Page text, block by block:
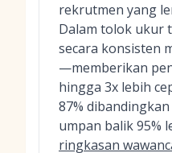
rekrutmen yang
Dalam tolok ukur
secara konsisten
—memberikan
hingga 3x lebih
87%
umpan balik 95%
ringkasan